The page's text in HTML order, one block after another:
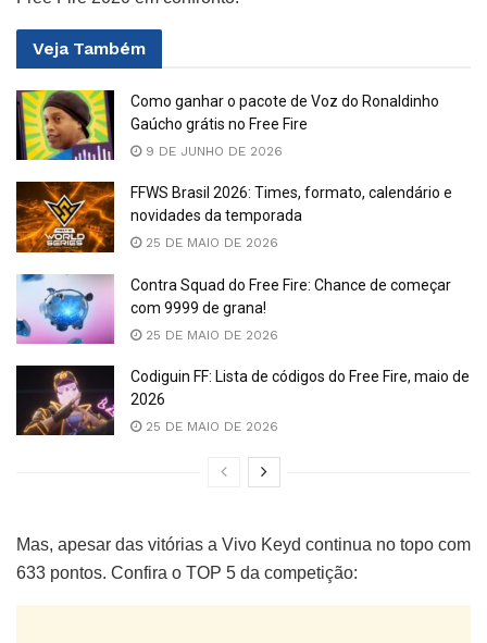
Veja Também
Como ganhar o pacote de Voz do Ronaldinho
Gaúcho grátis no Free Fire
9 DE JUNHO DE 2026
FFWS Brasil 2026: Times, formato, calendário e
novidades da temporada
25 DE MAIO DE 2026
Contra Squad do Free Fire: Chance de começar
com 9999 de grana!
25 DE MAIO DE 2026
Codiguin FF: Lista de códigos do Free Fire, maio de
2026
25 DE MAIO DE 2026
Mas, apesar das vitórias a Vivo Keyd continua no topo com
633 pontos. Confira o TOP 5 da competição: